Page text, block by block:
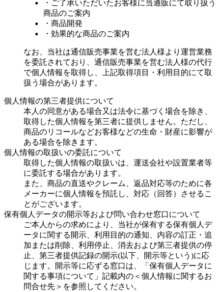
・ご了承いただいたお客様に当通販にて取り扱う
商品のご案内
・商品開発
・効果的な商品のご案内
なお、当社は通信販売事業を営む法人様より運営業務
を委託されており、通信販売事業を営む法人様の代行
で個人情報を取得し、上記取得項目・利用目的にて取
扱う場合があります。
個人情報の第三者提供について
本人の同意がある場合又は法令に基づく場合を除き、
取得した個人情報を第三者に提供しません。ただし、
商品のリコールなどお客様などの生命・財産に影響が
ある場合を除きます。
個人情報の取扱いの委託について
取得した個人情報の取扱いは、運送会社や設置業者等
に委託する場合があります。
また、商品の直送やクレーム、返品対応等のために各
メーカーに個人情報を預託し、対応（回答）させるこ
とがございます。
保有個人データの開示等および問い合わせ窓口について
ご本人からの求めにより、当社が保有する保有個人デ
ータに関する開示、利用目的の通知、内容の訂正・追
加または削除、利用停止、消去および第三者提供の停
止、第三者提供記録の開示(以下、開示等という)に応
じます。開示等に応ずる窓口は、「保有個人データに
関する事項について」記載内の＜個人情報に関するお
問合せ先＞を参照してください。